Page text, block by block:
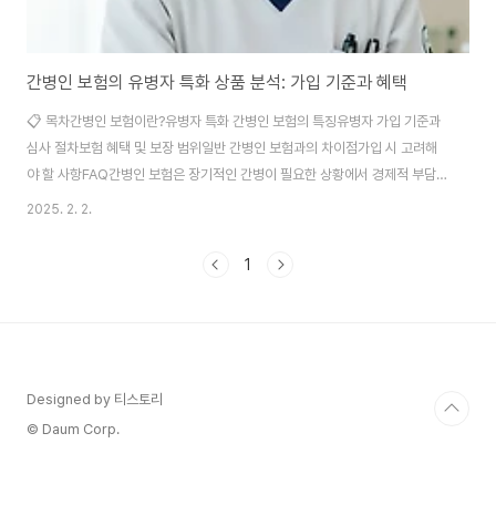
간병인 보험의 유병자 특화 상품 분석: 가입 기준과 혜택
📋 목차간병인 보험이란?유병자 특화 간병인 보험의 특징유병자 가입 기준과
심사 절차보험 혜택 및 보장 범위일반 간병인 보험과의 차이점가입 시 고려해
야 할 사항FAQ간병인 보험은 장기적인 간병이 필요한 상황에서 경제적 부담
을 덜어주는 보험 상품이에요. 특히, 유병자를 위한 특화 상품은 기존의 건강한
어요. 고령화 사회가 진행되면서 만성질환을 앓고 있는 사람들도 간병 보험이
2025. 2. 2.
1
Designed by 티스토리
© Daum Corp.